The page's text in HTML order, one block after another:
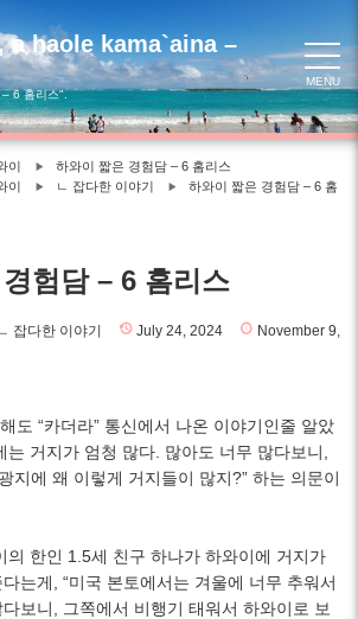
a haole kama`aina –
6 홈리스".
MENU
이
하와이 짧은 경험담 – 6 홈리스
이 ㄴ 잡다한 이야기
하와이 짧은 경험담 – 6 홈
험담 – 6 홈리스
잡다한 이야기 July 24, 2024
November 9,
도 “카더라” 통신에서 나온 이야기인줄 알았
는 거지가 엄청 많다. 많아도 너무 많다보니,
지에 왜 이렇게 거지들이 많지?” 하는 의문이
의 한인 1.5세 친구 하나가 하와이에 거지가
는게, “미국 본토에서는 겨울에 너무 추워서
보니, 그쪽에서 비행기 태워서 하와이로 보